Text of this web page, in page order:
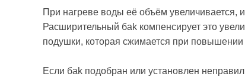
При нагреве воды её объём увеличивается,
Расширительный баk компенсирует это
подушки, которая сжимается при повышении
Если баk подобран или установлен